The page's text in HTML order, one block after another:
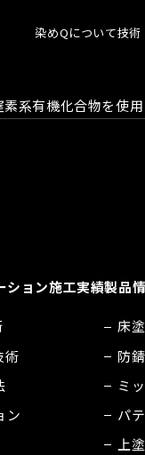
染めQについて
染めQについ
技術
系有機化合物を使用
ション
術
ン
施工実績製品
床
防錆
ミ
パテ
上